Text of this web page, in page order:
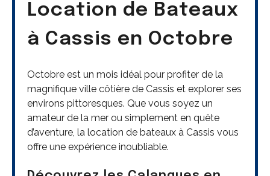
Location de Bateaux
à Cassis en Octobre
Octobre est un mois idéal pour profiter de la
magnifique ville côtière de Cassis et explorer ses
environs pittoresques. Que vous soyez un
amateur de la mer ou simplement en quête
d’aventure, la location de bateaux à Cassis vous
offre une expérience inoubliable.